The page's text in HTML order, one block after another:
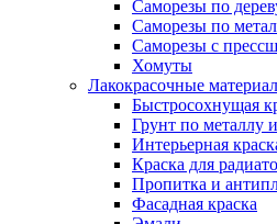
Саморезы по
Саморезы по
Саморезы с
Хомуты
Лакокрасочные
Быстросохнущая
Грунт по металлу
Интерьерная
Краска для
Пропитка и
Фасадная краска